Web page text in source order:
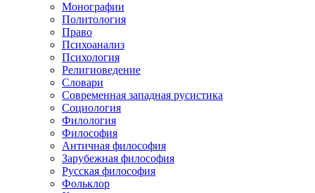
Монографии
Политология
Право
Психоанализ
Психология
Религиоведение
Словари
Современная западная русистика
Социология
Филология
Философия
Античная философия
Зарубежная философия
Русская философия
Фольклор